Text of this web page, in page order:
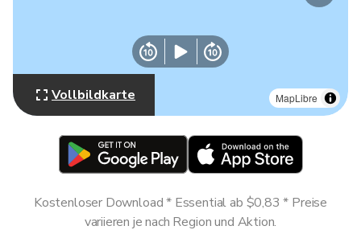
MapLibre
Vollbildkarte
Kostenloser Download * Essential ab $0,83 * Preise
variieren je nach Region und Aktion.